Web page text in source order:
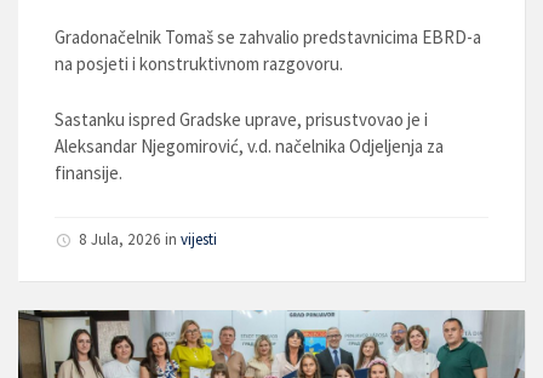
Gradonačelnik Tomaš se zahvalio predstavnicima EBRD-a
na posjeti i konstruktivnom razgovoru.
Sastanku ispred Gradske uprave, prisustvovao je i
Aleksandar Njegomirović, v.d. načelnika Odjeljenja za
finansije.
8 Jula, 2026 in vijesti